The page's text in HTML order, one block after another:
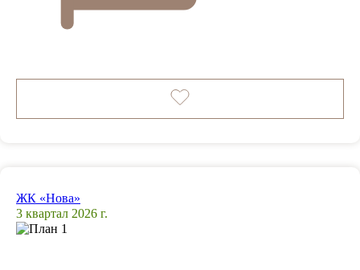
ЖК «Нова»
3 квартал 2026 г.